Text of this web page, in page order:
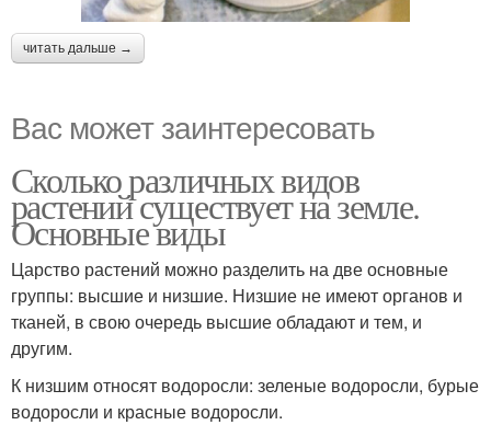
читать дальше →
Вас может заинтересовать
Сколько различных видов
растений существует на земле.
Основные виды
Царство растений можно разделить на две основные
группы: высшие и низшие. Низшие не имеют органов и
тканей, в свою очередь высшие обладают и тем, и
другим.
К низшим относят водоросли: зеленые водоросли, бурые
водоросли и красные водоросли.